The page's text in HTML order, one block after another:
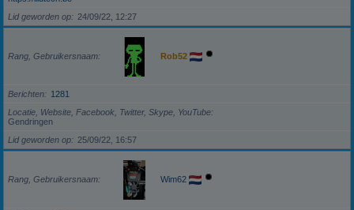
Lid geworden op
24/09/22, 12:27
Rang, Gebruikersnaam Rob52
Berichten
1281
Locatie, Website, Facebook, Twitter, Skype, YouTube
Gendringen
Lid geworden op
25/09/22, 16:57
Rang, Gebruikersnaam Wim62